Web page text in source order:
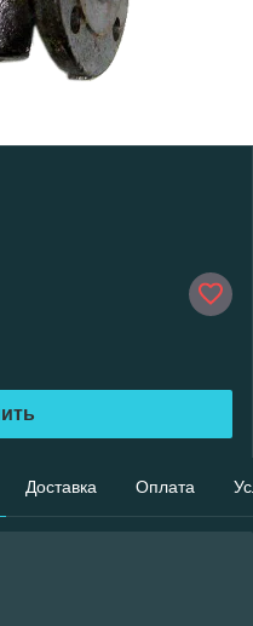
Доставка Оплата